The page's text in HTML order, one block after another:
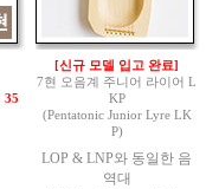
35
[신규 모델 입고 완료]
7현 오음계 주니어 라이어 L
KP
(Pentatonic Junior Lyre LK
P)
LOP & LNP와 동일한 음
역대